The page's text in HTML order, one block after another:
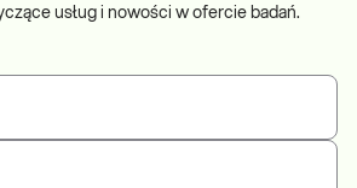
usług i nowości w ofercie badań.